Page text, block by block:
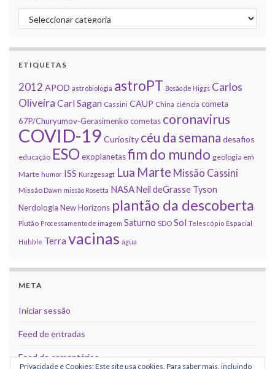
Categorias
ETIQUETAS
2012 APOD astrobiologia astroPT Bosão de Higgs Carlos
Oliveira Carl Sagan Cassini CAUP China ciência cometa
67P/Churyumov-Gerasimenko cometas coronavirus
COVID-19 Curiosity céu da semana desafios
educação ESOexoplanetasfim do mundo geologia em
Marte humor ISS Kurzgesagt Lua Marte Missão Cassini
Missão Dawn missão Rosetta NASANeil deGrasse Tyson
Nerdologia New Horizons plantão da descoberta
Plutão Processamento de imagem Saturno SDO Sol Telescópio Espacial
Hubble Terra vacinas água
META
Iniciar sessão
Feed de entradas
Feed de comentários
Privacidade e Cookies: Este site usa cookies. Para saber mais, incluindo